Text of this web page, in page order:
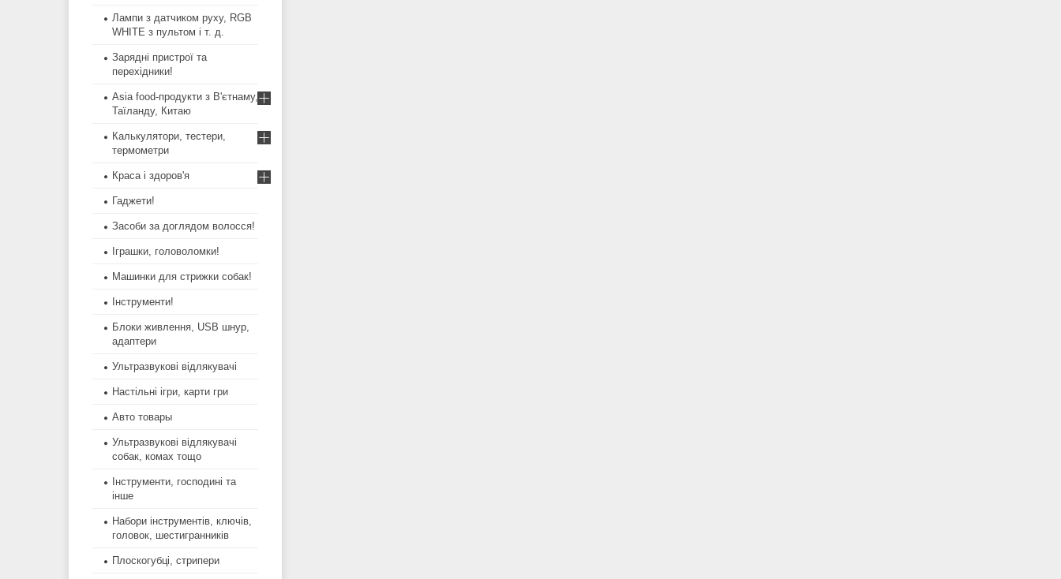
Лампи з датчиком руху, RGB
WHITE з пультом і т. д.
Зарядні пристрої та
перехідники!
Asia food-продукти з В'єтнаму,
Таїланду, Китаю
Калькулятори, тестери,
термометри
Краса і здоров'я
Гаджети!
Засоби за доглядом волосся!
Іграшки, головоломки!
Машинки для стрижки собак!
Інструменти!
Блоки живлення, USB шнур,
адаптери
Ультразвукові відлякувачі
Настільні ігри, карти гри
Авто товары
Ультразвукові відлякувачі
собак, комах тощо
Інструменти, господині та
інше
Набори інструментів, ключів,
головок, шестигранників
Плоскогубці, стрипери